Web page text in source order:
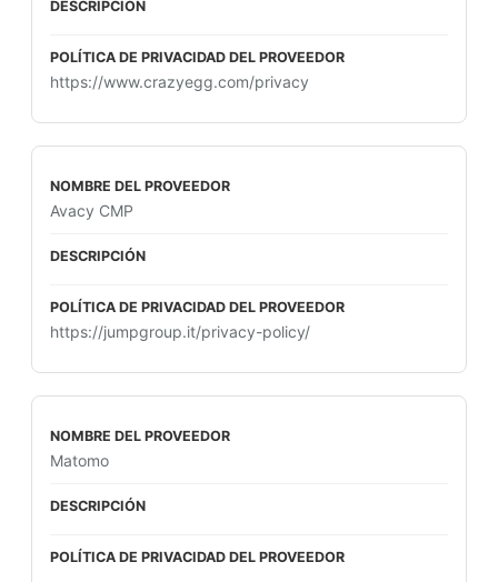
https://www.crazyegg.com/privacy
Avacy CMP
https://jumpgroup.it/privacy-policy/
Matomo